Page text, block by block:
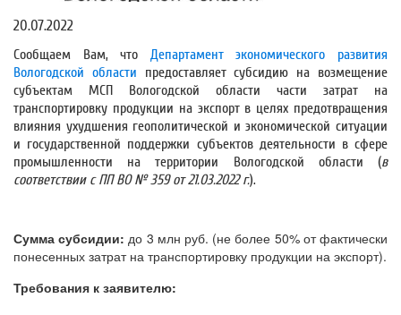
20.07.2022
Сообщаем Вам, что Департамент экономического развития
Вологодской области предоставляет субсидию на возмещение
субъектам МСП Вологодской области части затрат на
транспортировку продукции на экспорт в целях предотвращения
влияния ухудшения геополитической и экономической ситуации
и государственной поддержки субъектов деятельности в сфере
промышленности на территории Вологодской области (в
соответствии с ПП ВО № 359 от 21.03.2022 г.).
Сумма субсидии:до 3 млн руб. (не более 50% от фактически
понесенных затрат на транспортировку продукции на экспорт).
Требования к заявителю: